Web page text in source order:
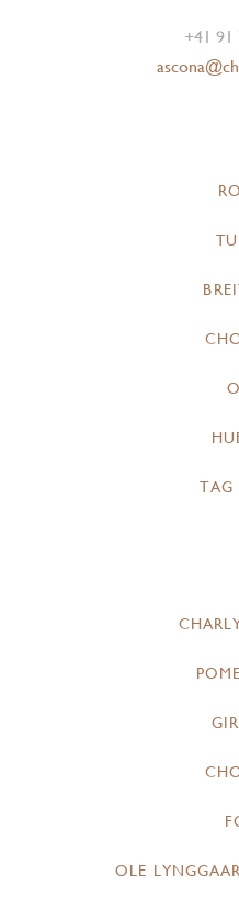
+41 91
TAG
OLE